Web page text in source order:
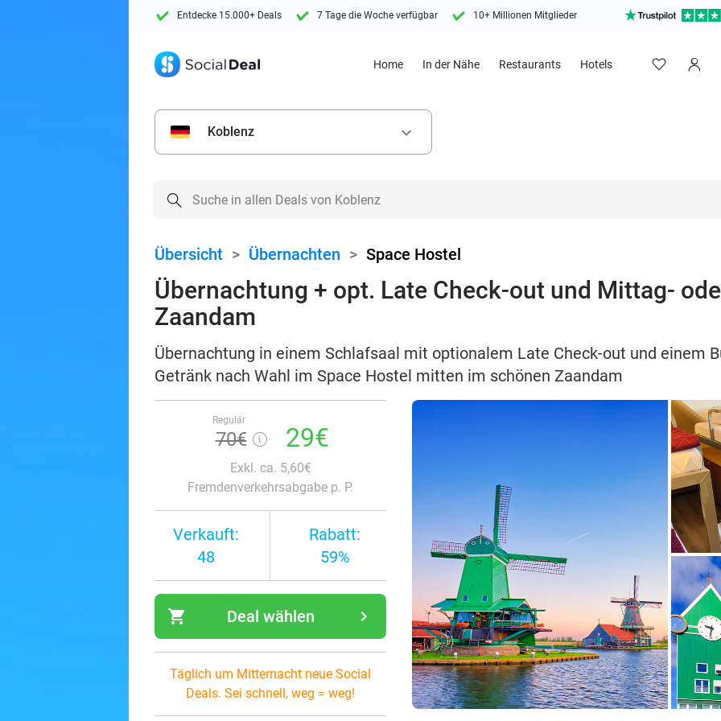
Entdecke 15.000+ Deals 7 Tage die Woche verfügbar 10+ Millionen Mitglieder
Home In der Nähe Restaurants Hotels
Koblenz keyboard_arrow_down
Übersicht > Übernachten > Space Hostel
Übernachtung + opt. Late Check-out und Mittag-
Zaandam
Übernachtung in einem Schlafsaal mit optionalem Late Check-out und einem
Getränk nach Wahl im Space Hostel mitten im schönen Zaandam
Regulär
70€ 29€
Exkl. ca. 5,60€
Fremdenverkehrsabgabe p. P.
Verkauft:
48
Rabatt:
59%
shopping_cart navigate_next
Deal wählen
Täglich um Mitternacht neue Social
Deals. Sei schnell, weg = weg!